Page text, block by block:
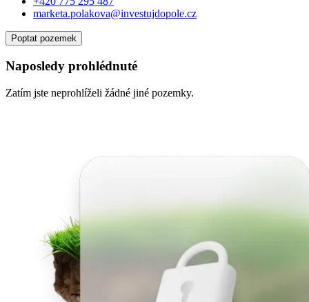
marketa.polakova@investujdopole.cz
Poptat pozemek
Naposledy prohlédnuté
Zatím jste neprohlíželi žádné jiné pozemky.